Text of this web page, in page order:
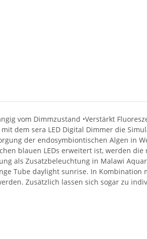
vom Dimmzustand •Verstärkt
dem sera LED Digital Dimmer die
der endosymbiontischen Algen
blauen LEDs erweitert ist, werden
als Zusatzbeleuchtung in Malawi
Tube daylight sunrise. In
Zusätzlich lassen sich sogar zu